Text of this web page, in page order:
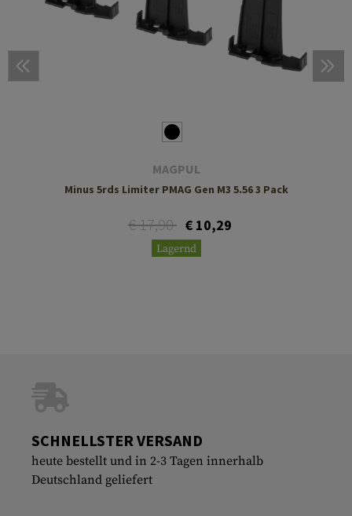
MAGPUL
Minus 5rds Limiter PMAG Gen M3 5.56 3 Pack
€ 17,90 € 10,29
Lagernd
SCHNELLSTER VERSAND
heute bestellt und in 2-3 Tagen innerhalb
Deutschland geliefert